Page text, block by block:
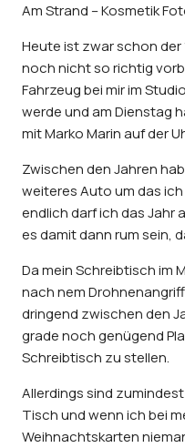
Am Strand – Kosmetik
Heute ist zwar schon der
noch nicht so richtig
Fahrzeug bei mir im
werde und am Dienstag
mit Marko Marin auf der
Zwischen den Jahren
weiteres Auto um das
endlich darf ich das Jahr
es damit dann rum sein,
Da mein Schreibtisch im
nach nem
dringend zwischen den
grade noch genügend
Schreibtisch zu stellen.
Allerdings sind
Tisch und wenn ich bei
Weihnachtskarten